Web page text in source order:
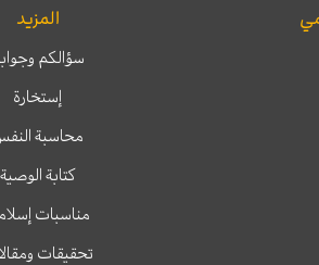
المزيد
سؤالكم
إستخارة
محاسبة
كتابة الوصية
مناسبات
تحقيقات